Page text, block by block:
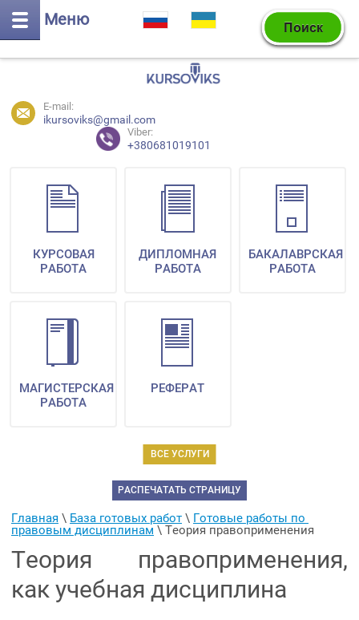
Меню
E-mail:
ikursoviks@gmail.com
Viber:
+380681019101
ВСЕ УСЛУГИ
КУРСОВАЯ
РАБОТА
ДИПЛОМНАЯ
РАБОТА
БАКАЛАВРСКАЯ
РАБОТА
МАГИСТЕРСКАЯ
РАБОТА
РЕФЕРАТ
РАСПЕЧАТАТЬ СТРАНИЦУ
Главная \ База готовых работ \ Готовые работы по
правовым дисциплинам \ Теория правоприменения
Теория правоприменения,
как учебная дисциплина